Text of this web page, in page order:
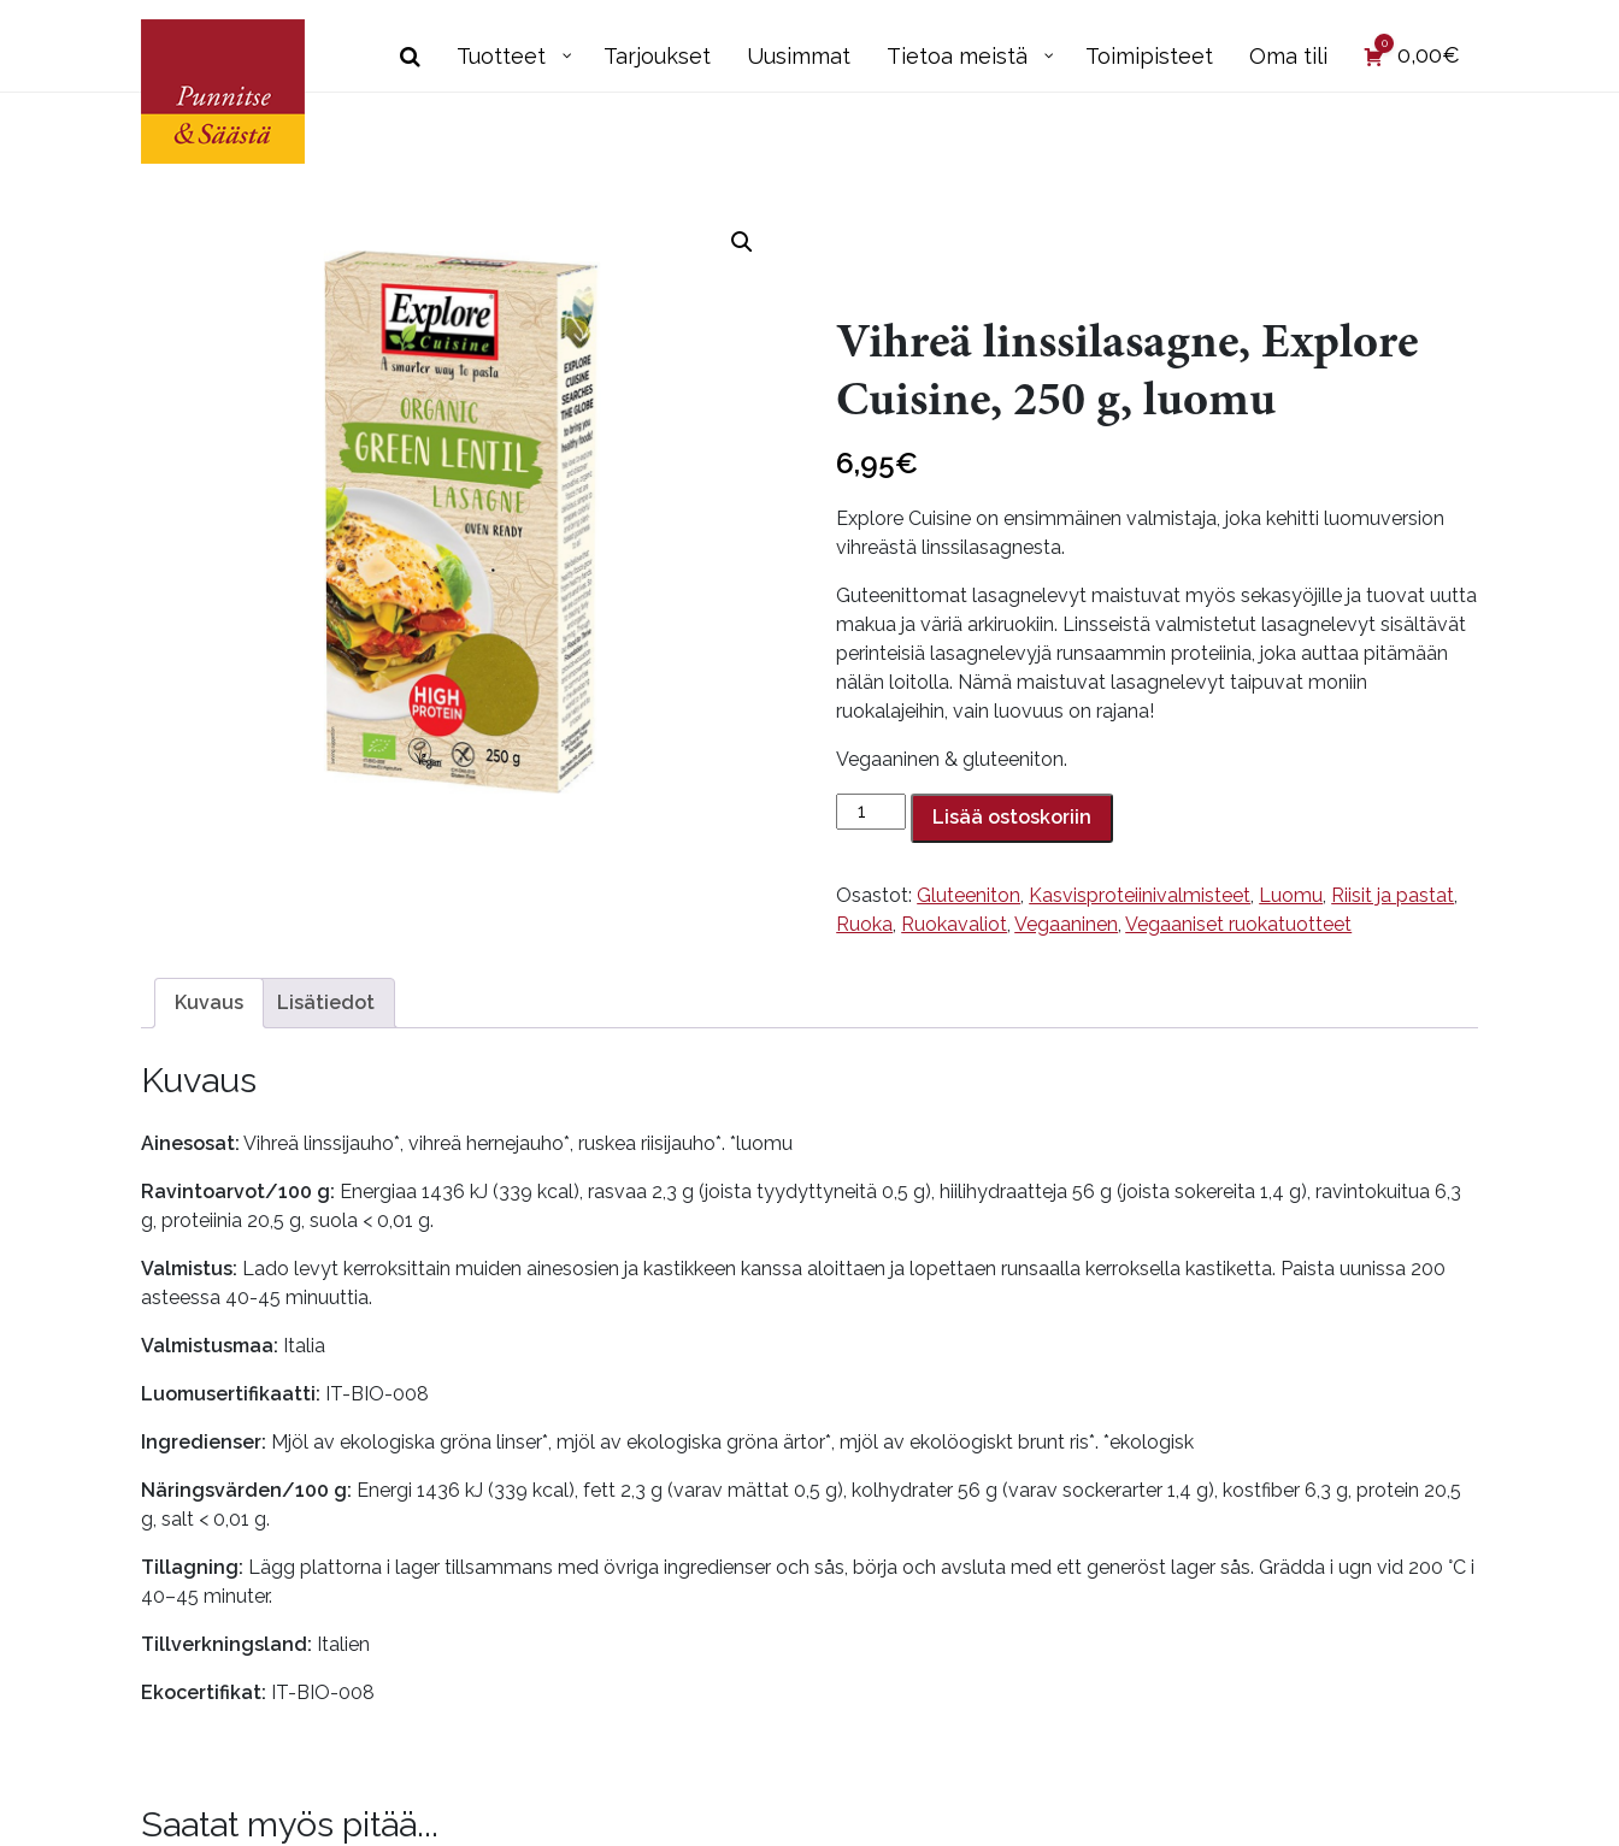
Tuotteet Tarjoukset Uusimmat Tietoa meistä Toimipisteet Oma tili 0 0,00€
Vihreä linssilasagne, Explore
Cuisine, 250 g, luomu
6,95€
Explore Cuisine on ensimmäinen valmistaja, joka kehitti luomuversion
vihreästä linssilasagnesta.
Guteenittomat lasagnelevyt maistuvat myös sekasyöjille ja tuovat uutta
makua ja väriä arkiruokiin. Linsseistä valmistetut lasagnelevyt sisältävät
perinteisiä lasagnelevyjä runsaammin proteiinia, joka auttaa pitämään
nälän loitolla. Nämä maistuvat lasagnelevyt taipuvat moniin
ruokalajeihin, vain luovuus on rajana!
Vegaaninen & gluteeniton.
Vihreä
linssilasagne,
Cuisine,
250
Lisää ostoskoriin
Osastot:Gluteeniton Kasvisproteiinivalmisteet Luomu Riisit ja pastat
Ruoka Ruokavaliot ,Vegaaninen ,Vegaaniset ruokatuotteet
Kuvaus Lisätiedot
Kuvaus
Ainesosat: Vihreä linssijauho*, vihreä hernejauho*, ruskea riisijauho*. *luomu
Ravintoarvot/100 g: Energiaa 1436 kJ (339 kcal), rasvaa 2,3 g (joista tyydyttyneitä 0,5 g), hiilihydraatteja 56 g (joista sokereita 1,4 g), ravintokuitua 6,3
g, proteiinia 20,5 g, suola < 0,01 g.
Valmistus: Lado levyt kerroksittain muiden ainesosien ja kastikkeen kanssa aloittaen ja lopettaen runsaalla kerroksella kastiketta. Paista uunissa 200
asteessa 40-45 minuuttia.
Valmistusmaa: Italia
Luomusertifikaatti: IT-BIO-008
Ingredienser: Mjöl av ekologiska gröna linser*, mjöl av ekologiska gröna ärtor*, mjöl av ekolöogiskt brunt ris*. *ekologisk
Näringsvärden/100 g: Energi 1436 kJ (339 kcal), fett 2,3 g (varav mättat 0,5 g), kolhydrater 56 g (varav sockerarter 1,4 g), kostfiber 6,3 g, protein 20,5
g, salt < 0,01 g.
Tillagning: Lägg plattorna i lager tillsammans med övriga ingredienser och sås, börja och avsluta med ett generöst lager sås. Grädda i ugn vid 200 °C i
40–45 minuter.
Tillverkningsland: Italien
Ekocertifikat: IT-BIO-008
Saatat myös pitää...